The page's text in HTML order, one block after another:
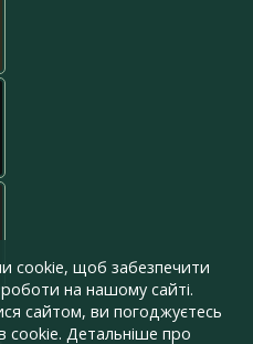
cookie, щоб забезпечити
на нашому сайті.
сайтом, ви погоджуєтесь
cookie. Детальніше про